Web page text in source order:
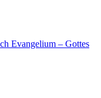
Evangelium – Gottes